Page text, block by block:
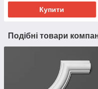
Купити
Подібні товари